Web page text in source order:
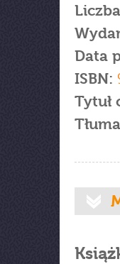
Data
ISBN:
Tytuł